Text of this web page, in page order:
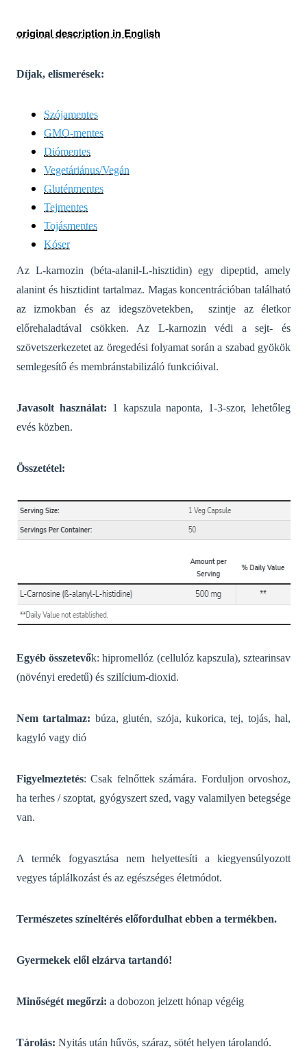
original description in English
Díjak, elismerések:
Szójamentes
GMO-mentes
Diómentes
Vegetáriánus/Vegán
Gluténmentes
Tejmentes
Tojásmentes
Kóser
Az L-karnozin (béta-alanil-L-hisztidin) egy dipeptid, amely
alanint és hisztidint tartalmaz. Magas koncentrációban található
az izmokban és az idegszövetekben, szintje az életkor
előrehaladtával csökken. Az L-karnozin védi a sejt- és
szövetszerkezetet az öregedési folyamat során a szabad gyökök
semlegesítő és membránstabilizáló funkcióival.
Javasolt használat: 1 kapszula naponta, 1-3-szor, lehetőleg
evés közben.
Összetétel:
Egyéb összetevők:hipromellóz (cellulóz kapszula), sztearinsav
(növényi eredetű) és szilícium-dioxid.
Nem tartalmaz: búza, glutén, szója, kukorica, tej, tojás, hal,
kagyló vagy dió
Figyelmeztetés: Csak felnőttek számára. Forduljon orvoshoz,
ha terhes / szoptat, gyógyszert szed, vagy valamilyen betegsége
van.
A termék fogyasztása nem helyettesíti a kiegyensúlyozott
vegyes táplálkozást és az egészséges életmódot.
Természetes színeltérés előfordulhat ebben a termékben.
Gyermekek elől elzárva tartandó!
Minőségét megőrzi: a dobozon jelzett hónap végéig
Tárolás: Nyitás után hűvös, száraz, sötét helyen tárolandó.